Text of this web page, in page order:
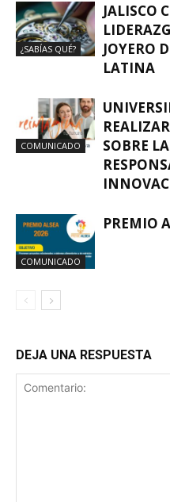
¿SABÍAS QUÉ?
JALISCO
JOYERO
LATINA
COMUNICADO
SOBRE
COMUNICADO
PREMIO
DEJA UNA RESPUESTA